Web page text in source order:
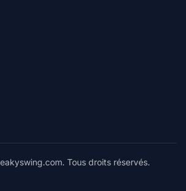
Tous droits réservés.